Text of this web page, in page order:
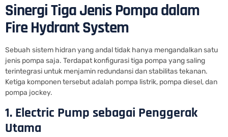
Sinergi Tiga Jenis Pompa dalam
Fire Hydrant System
Sebuah sistem hidran yang andal tidak hanya mengandalkan satu
jenis pompa saja. Terdapat konfigurasi tiga pompa yang saling
terintegrasi untuk menjamin redundansi dan stabilitas tekanan.
Ketiga komponen tersebut adalah pompa listrik, pompa diesel, dan
pompa jockey.
1. Electric Pump sebagai Penggerak
Utama